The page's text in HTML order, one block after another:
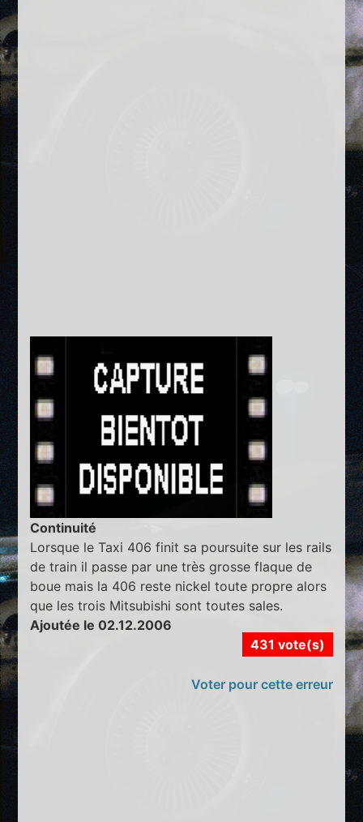
Continuité
Lorsque le Taxi 406 finit sa poursuite sur les rails
de train il passe par une très grosse flaque de
boue mais la 406 reste nickel toute propre alors
que les trois Mitsubishi sont toutes sales.
Ajoutée le 02.12.2006
431 vote(s)
Voter pour cette erreur